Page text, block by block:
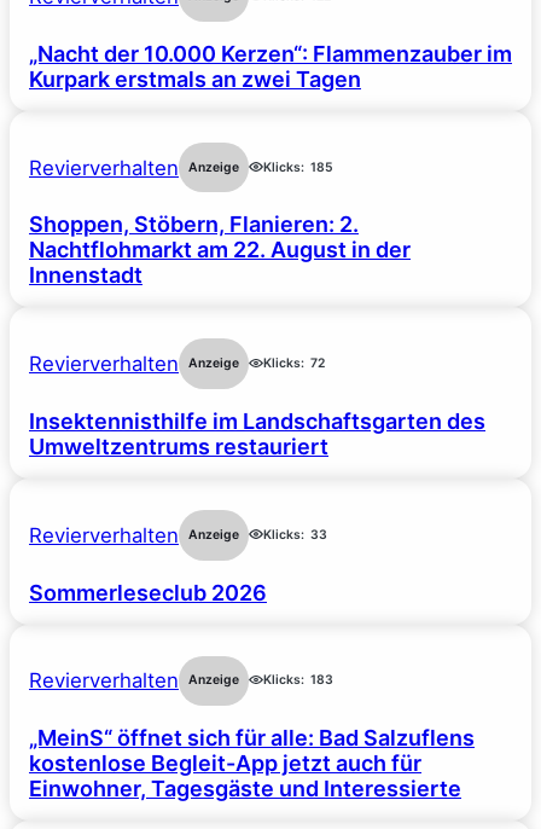
„Nacht der 10.000 Kerzen“: Flammenzauber im
Kurpark erstmals an zwei Tagen
Revierverhalten Anzeige Klicks: 185
Shoppen, Stöbern, Flanieren: 2.
Nachtflohmarkt am 22. August in der
Innenstadt
Revierverhalten Anzeige Klicks: 72
Insektennisthilfe im Landschaftsgarten des
Umweltzentrums restauriert
Revierverhalten Anzeige Klicks: 33
Sommerleseclub 2026
Revierverhalten Anzeige Klicks: 183
„MeinS“ öffnet sich für alle: Bad Salzuflens
kostenlose Begleit-App jetzt auch für
Einwohner, Tagesgäste und Interessierte